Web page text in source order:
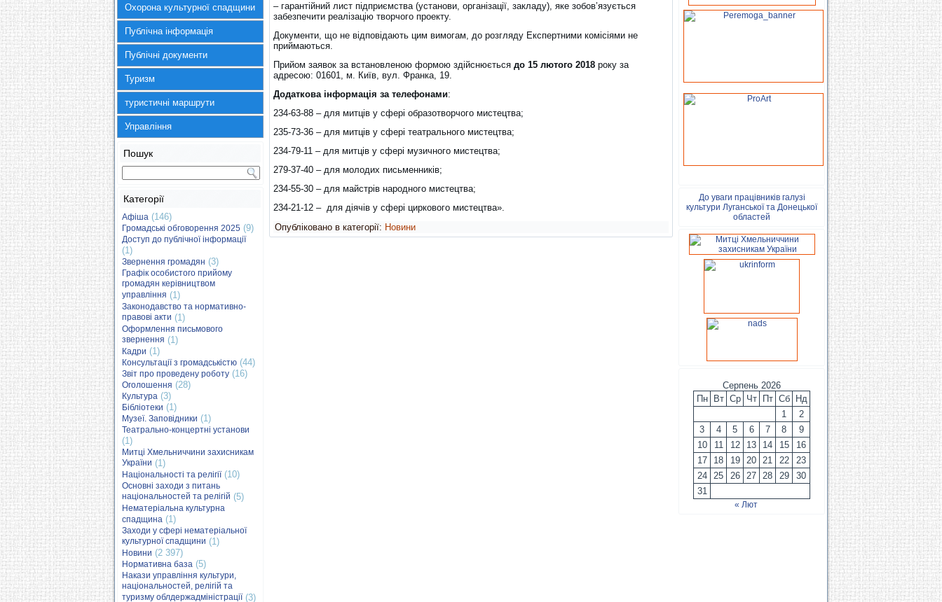
Охорона культурної спадщини
Публічна інформація
Публічні документи
Туризм
туристичні маршрути
Управління
Пошук
Категорії
Афіша (146)
Громадські обговорення 2025 (9)
Доступ до публічної інформації
(1)
Звернення громадян (3)
Графік особистого прийому
громадян керівництвом
управління (1)
Законодавство та нормативно-
правові акти (1)
Оформлення письмового
звернення (1)
Кадри (1)
Консультації з громадськістю (44)
Звіт про проведену роботу (16)
Оголошення (28)
Культура (3)
Бібліотеки (1)
Музеї. Заповідники (1)
Театрально-концертні установи
(1)
Митці Хмельниччини захисникам
України (1)
Національності та релігії(10)
Основні заходи з питань
національностей та релігій (5)
Нематеріальна культурна
спадщина (1)
Заходи у сфері нематеріальної
культурної спадщини (1)
Новини (2 397)
Нормативна база (5)
Накази управління культури,
національностей, релігій та
туризму облдержадміністрації(3)
– гарантійний лист підприємства (установи, організації, закладу), яке зобов’язується
забезпечити реалізацію творчого проекту.
Документи, що не відповідають цим вимогам, до розгляду Експертними комісіями не
приймаються.
Прийом заявок за встановленою формою здійснюється до 15 лютого 2018 року за
адресою: 01601, м. Київ, вул. Франка, 19.
Додаткова інформація за телефонами:
234-63-88 – для митців у сфері образотворчого мистецтва;
235-73-36 – для митців у сфері театрального мистецтва;
234-79-11 – для митців у сфері музичного мистецтва;
279-37-40 – для молодих письменників;
234-55-30 – для майстрів народного мистецтва;
234-21-12 – для діячів у сфері циркового мистецтва».
Опубліковано в категорії: Новини
До уваги працівників галузі
культури Луганської та Донецької
областей
Серпень 2026
Пн
Вт Ср Чт Пт Сб
Нд
1
2
3
4 5 6 7 8
9
10
11 12 13 14 15
16
17
18 19 20 21 22
23
24
25 26 27 28 29
30
31
« Лют